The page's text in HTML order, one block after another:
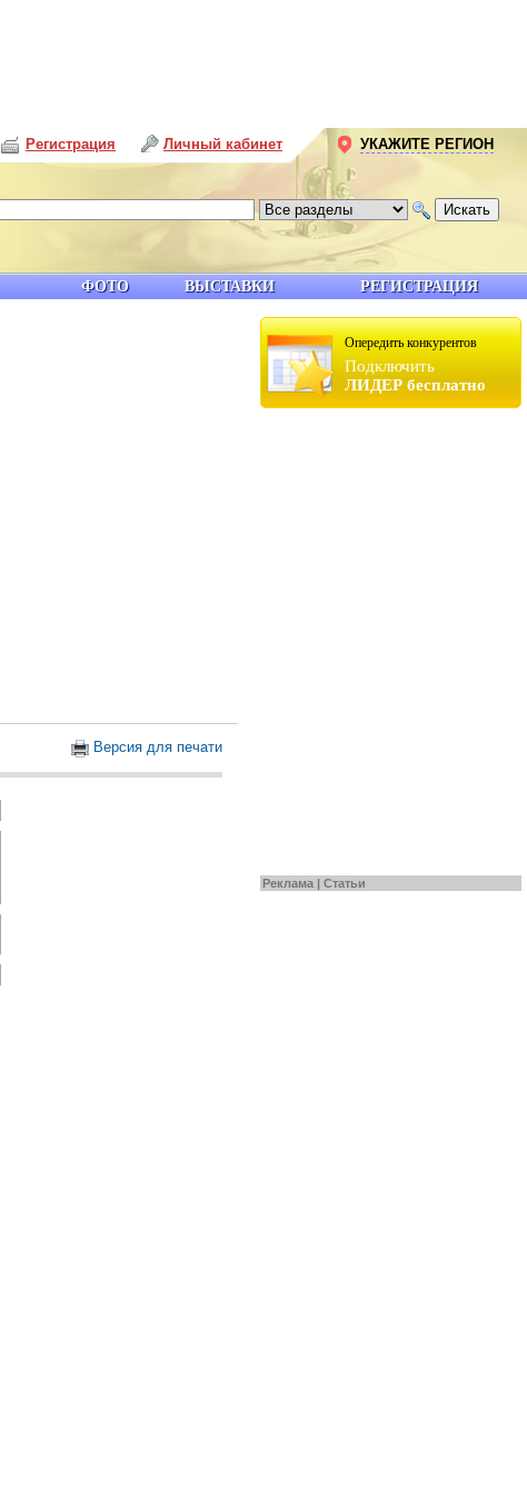
Опередить конкурентов
Подключить
ЛИДЕР бесплатно
Реклама | Статьи
Версия для печати
ФОТО ВЫСТАВКИ РЕГИСТРАЦИЯ
Личный кабинет
Регистрация УКАЖИТЕ РЕГИОН